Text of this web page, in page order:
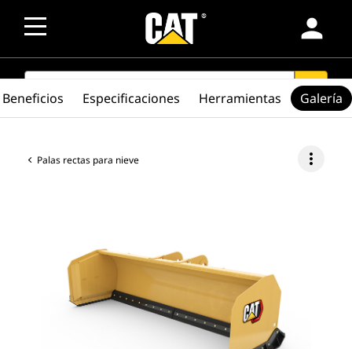
person
SEARCH search
Palas rectas para nieve more_vert
Beneficios Especificaciones Herramientas Galería